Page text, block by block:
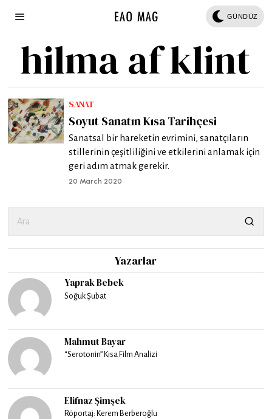
GÜNDÜZ
hilma af klint
SANAT
Soyut Sanatın Kısa Tarihçesi
Sanatsal bir hareketin evrimini, sanatçıların
stillerinin çeşitliliğini ve etkilerini anlamak için
geri adım atmak gerekir.
20 March 2020
Yazarlar
Yaprak Bebek
Soğuk Şubat
Mahmut Bayar
“Serotonin” Kısa Film Analizi
Elifnaz Şimşek
Röportaj: Kerem Berberoğlu